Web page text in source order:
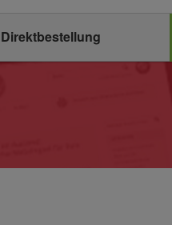
Direktbestellung